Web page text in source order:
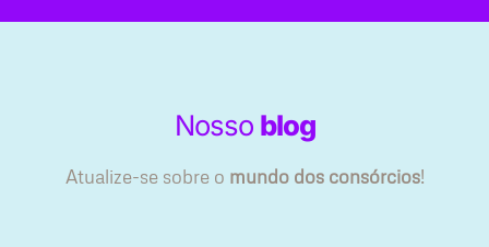
Nosso blog
Atualize-se sobre o mundo dos consórcios!